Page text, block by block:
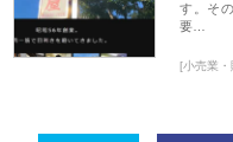
す。そ
要…
[小売業